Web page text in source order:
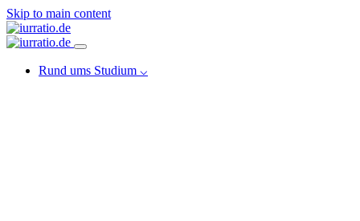
Skip to main content
Rund ums Studium ⌵